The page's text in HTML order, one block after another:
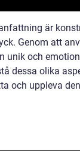
är
Genom att
unik och
dessa olika
och uppleva